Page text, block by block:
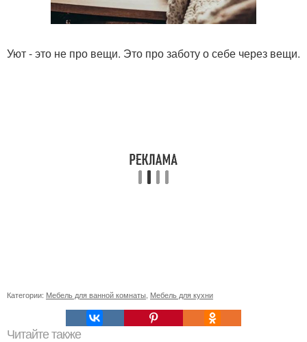
Уют - это не про вещи. Это про заботу о себе через вещи.
Категории: Мебель для ванной комнаты Мебель для кухни
Читайте также